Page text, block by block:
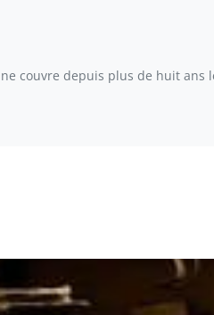
couvre depuis plus de huit